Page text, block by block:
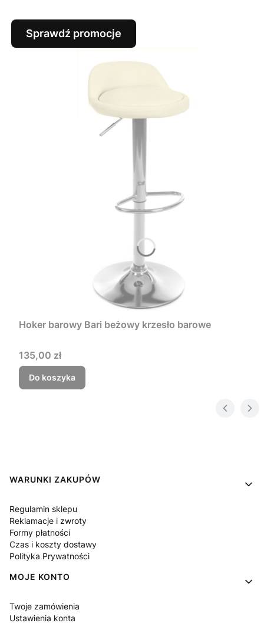
Sprawdź promocje
Hoker barowy Bari beżowy krzesło barowe
Cena
135,00 zł
Do koszyka
Linki w stopce
WARUNKI ZAKUPÓW
Regulamin sklepu
Reklamacje i zwroty
Formy płatności
Czas i koszty dostawy
Polityka Prywatności
MOJE KONTO
Twoje zamówienia
Ustawienia konta